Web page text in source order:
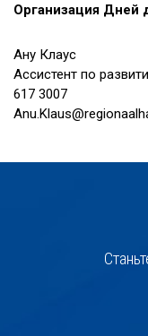
Организация Дней
Ану Клаус
Aссистент по
617 3007
navigatsioon